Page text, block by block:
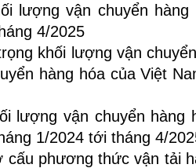
lượng vận chuyển
4/2025
khối lượng vận
hàng hóa của Việt
lượng vận chuyển hàng
1/2024 tới tháng 4/
cấu phương thức vận tải